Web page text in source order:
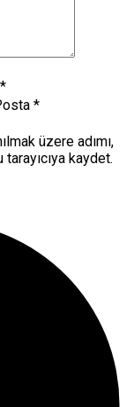
*
*
üzere adımı,
kaydet.